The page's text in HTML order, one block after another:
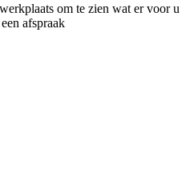
om te zien wat er voor u
afspraak